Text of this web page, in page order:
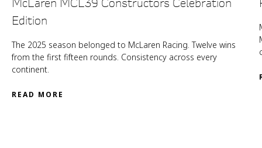
Edition
The 2025 season belonged to McLaren Racing. Twelve wins
from the first fifteen rounds. Consistency across every
continent.
READ MORE